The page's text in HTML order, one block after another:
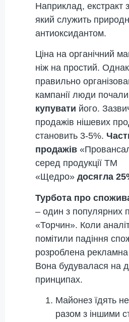
Наприклад, екстракт
який служить
антиоксидантом.
Ціна на органічний
ніж на простий.
правильно
кампанії люди почали
купувати його.
продажів нішевих
становить 3-5%.
продажів
серед продукції ТМ
«Щедро» досягла
Турбота про
– один з популярних
«Торчин». Коли
помітили падіння
розроблена рекламна
Вона будувалася на
принципах.
Майонез їдять
разом з іншими